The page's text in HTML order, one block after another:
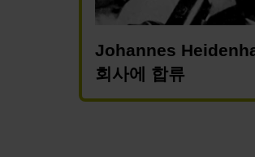
Johannes
회사에 합류